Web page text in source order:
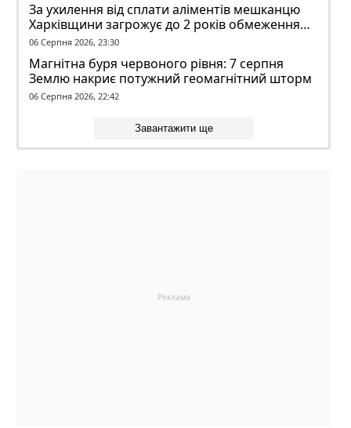
За ухилення від сплати аліментів мешканцю
Харківщини загрожує до 2 років обмеження
волі
06 Серпня 2026, 23:30
Магнітна буря червоного рівня: 7 серпня
Землю накриє потужний геомагнітний шторм
06 Серпня 2026, 22:42
Завантажити ще